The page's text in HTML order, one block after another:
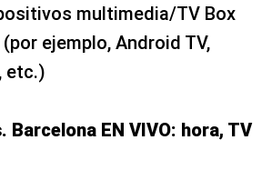
multimedia/TV Box
ejemplo, Android TV,
etc.)
Barcelona EN VIVO: hora, TV